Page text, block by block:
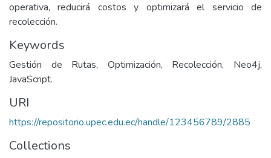
operativa, reducirá costos y optimizará el servicio de
recolección.
Keywords
Gestión de Rutas, Optimización, Recolección, Neo4j,
JavaScript.
URI
https://repositorio.upec.edu.ec/handle/123456789/2885
Collections